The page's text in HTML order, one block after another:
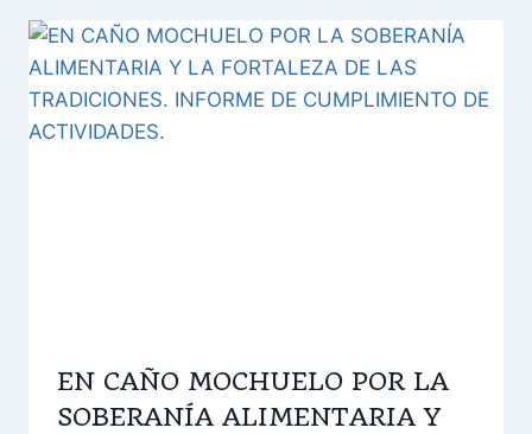
EN CAÑO MOCHUELO POR LA
SOBERANÍA ALIMENTARIA Y